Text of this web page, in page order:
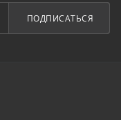
ПОДПИСАТЬСЯ